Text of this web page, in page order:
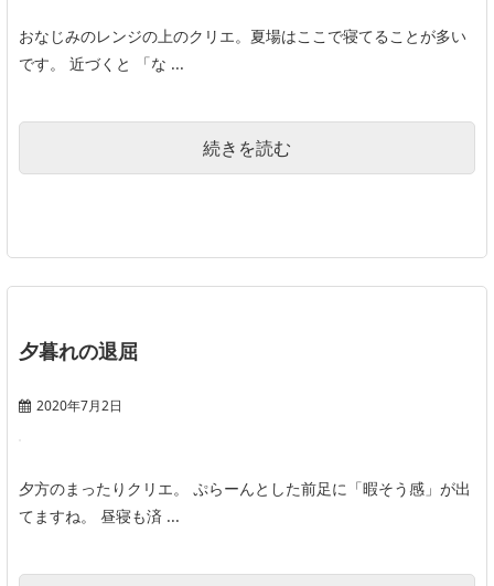
おなじみのレンジの上のクリエ。夏場はここで寝てることが多い
です。 近づくと 「な ...
続きを読む
夕暮れの退屈
2020年7月2日
夕方のまったりクリエ。 ぷらーんとした前足に「暇そう感」が出
てますね。 昼寝も済 ...